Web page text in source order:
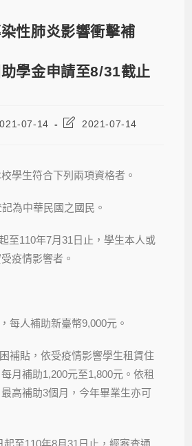
性肺炎影響衝擊補
學金申請至8/31截止
07-14 2021-07-14
學生符合下列兩項資格者。
為中華民國之國民。
至110年7月31日止，學生本人或
疫情影響者。
每人補助新臺幣9,000元。
補貼，依受疫情影響學生租賃住
月補助1,200元至1,800元。依租
高補助3個月，今年畢業生亦可
起至110年8月31日止，經審查通